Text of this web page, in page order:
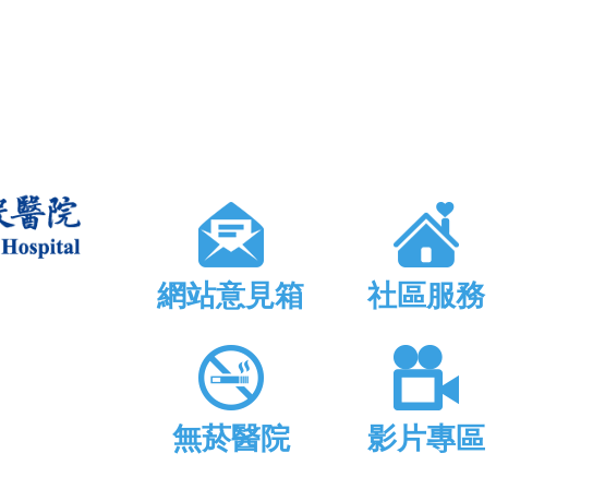
網站意見箱 社區服務
無菸醫院 影片專區